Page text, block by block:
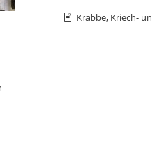
Krabbe, Kriech-